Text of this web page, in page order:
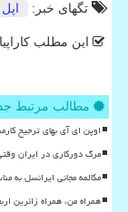
تگهای خبر:
اپل
این مطلب
مطالب مرتبط
اوپن ای آی بهای ترجیح
مرگ دورکاری در ایران
مکالمه مجانی ایرانسل به
همراه من، همراه زائرین